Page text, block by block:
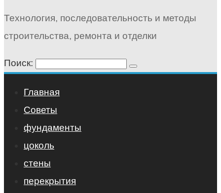
Технология, последовательность и методы
строительства, ремонта и отделки
Поиск:
Главная
Советы
фундаменты
цоколь
стены
перекрытия